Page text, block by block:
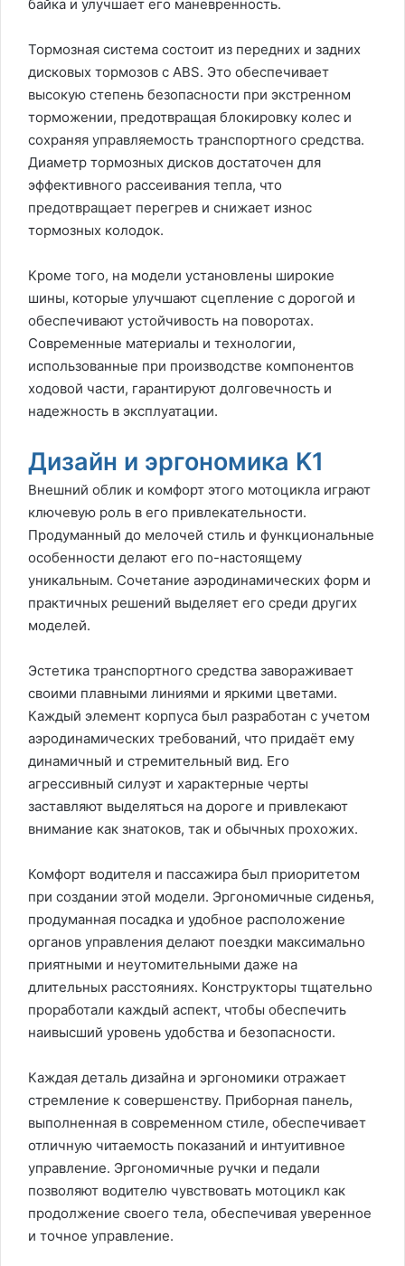
байка и улучшает его маневренность.
Тормозная система состоит из передних и задних
дисковых тормозов с ABS. Это обеспечивает
высокую степень безопасности при экстренном
торможении, предотвращая блокировку колес и
сохраняя управляемость транспортного средства.
Диаметр тормозных дисков достаточен для
эффективного рассеивания тепла, что
предотвращает перегрев и снижает износ
тормозных колодок.
Кроме того, на модели установлены широкие
шины, которые улучшают сцепление с дорогой и
обеспечивают устойчивость на поворотах.
Современные материалы и технологии,
использованные при производстве компонентов
ходовой части, гарантируют долговечность и
надежность в эксплуатации.
Дизайн и эргономика K1
Внешний облик и комфорт этого мотоцикла играют
ключевую роль в его привлекательности.
Продуманный до мелочей стиль и функциональные
особенности делают его по-настоящему
уникальным. Сочетание аэродинамических форм и
практичных решений выделяет его среди других
моделей.
Эстетика транспортного средства завораживает
своими плавными линиями и яркими цветами.
Каждый элемент корпуса был разработан с учетом
аэродинамических требований, что придаёт ему
динамичный и стремительный вид. Его
агрессивный силуэт и характерные черты
заставляют выделяться на дороге и привлекают
внимание как знатоков, так и обычных прохожих.
Комфорт водителя и пассажира был приоритетом
при создании этой модели. Эргономичные сиденья,
продуманная посадка и удобное расположение
органов управления делают поездки максимально
приятными и неутомительными даже на
длительных расстояниях. Конструкторы тщательно
проработали каждый аспект, чтобы обеспечить
наивысший уровень удобства и безопасности.
Каждая деталь дизайна и эргономики отражает
стремление к совершенству. Приборная панель,
выполненная в современном стиле, обеспечивает
отличную читаемость показаний и интуитивное
управление. Эргономичные ручки и педали
позволяют водителю чувствовать мотоцикл как
продолжение своего тела, обеспечивая уверенное
и точное управление.